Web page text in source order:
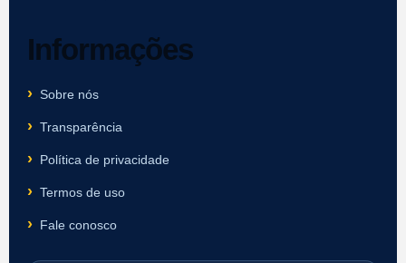
Informações
Sobre nós
Transparência
Política de privacidade
Termos de uso
Fale conosco